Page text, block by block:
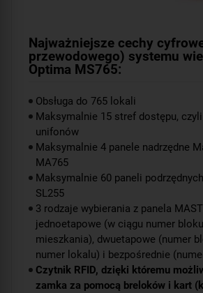
Najważniejsze cechy
przewodowego) systemu
Optima MS765:
Obsługa do 765 lokali
Maksymalnie 15 stref dostępu,
unifonów
Maksymalnie 4 panele nadrzędne
MA765
Maksymalnie 60 paneli
SL255
3 rodzaje wybierania z panela
jednoetapowe (w ciągu numer
mieszkania), dwuetapowe (numer
numer lokalu) i bezpośrednie
Czytnik RFID, dzięki któremu
zamka za pomocą breloków i kart